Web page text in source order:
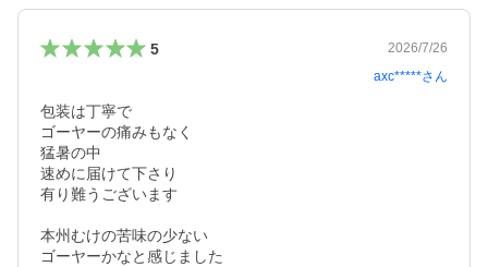
5
2026/7/26
axc*****さん
包装は丁寧で
ゴーヤーの痛みもなく
猛暑の中
速めに届けて下さり
有り難うございます
本州むけの苦味の少ない
ゴーヤーかなと感じました